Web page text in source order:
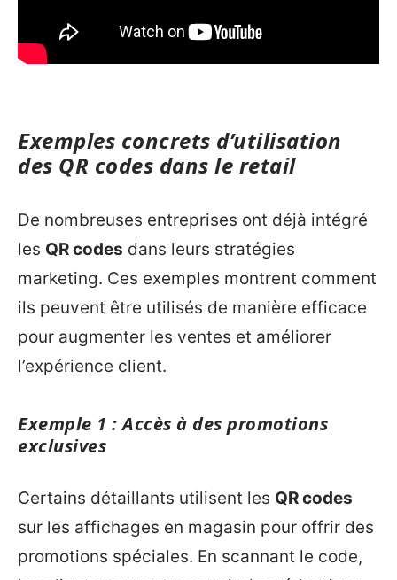
Exemples concrets d’utilisation
des QR codes dans le retail
De nombreuses entreprises ont déjà intégré
les QR codes dans leurs stratégies
marketing. Ces exemples montrent comment
ils peuvent être utilisés de manière efficace
pour augmenter les ventes et améliorer
l’expérience client.
Exemple 1 : Accès à des promotions
exclusives
Certains détaillants utilisent les QR codes
sur les affichages en magasin pour offrir des
promotions spéciales. En scannant le code,